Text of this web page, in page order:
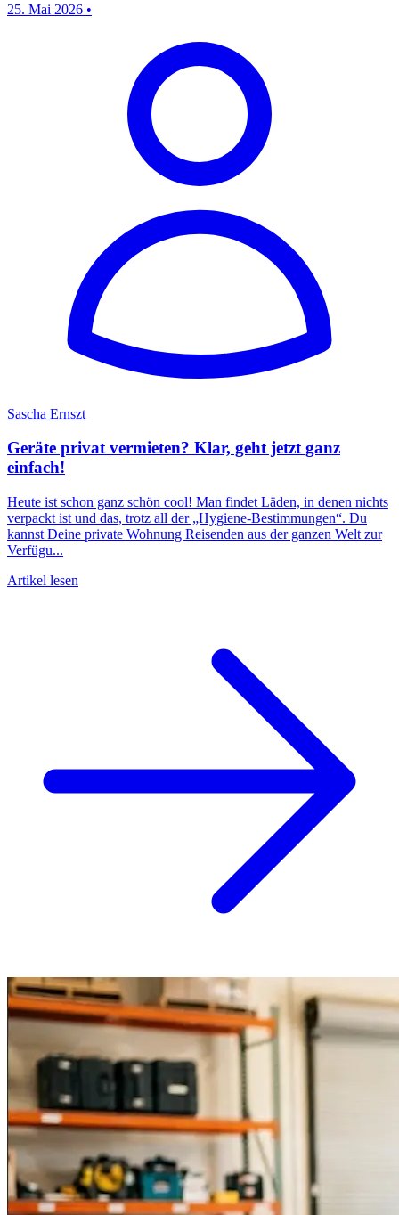
25. Mai 2026 •
Sascha Ernszt
Geräte privat vermieten? Klar, geht jetzt ganz
einfach!
Heute ist schon ganz schön cool! Man findet Läden, in denen nichts
verpackt ist und das, trotz all der „Hygiene-Bestimmungen“. Du
kannst Deine private Wohnung Reisenden aus der ganzen Welt zur
Verfügu...
Artikel lesen